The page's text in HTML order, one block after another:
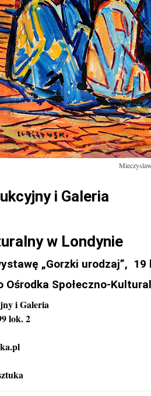
i Galeria
w Londynie
„Gorzki urodzaj”,
Społeczno-
i Galeria
lok. 2